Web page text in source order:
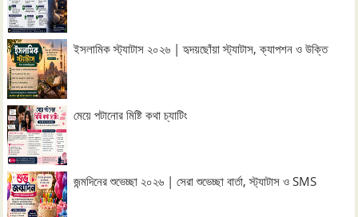
ইসলামিক স্ট্যাটাস ২০২৬ | হৃদয়ছোঁয়া স্ট্যাটাস, ক্যাপশন ও উক্তি
মেয়ে পটানোর মিষ্টি কথা চ্যাটিং
জন্মদিনের শুভেচ্ছা ২০২৬ | সেরা শুভেচ্ছা বার্তা, স্ট্যাটাস ও SMS